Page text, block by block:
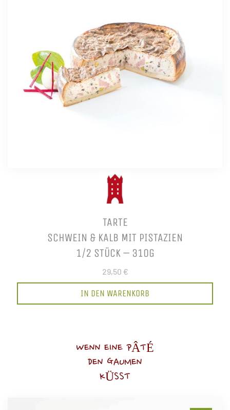
TARTE
SCHWEIN & KALB MIT PISTAZIEN
1/2 STÜCK – 310G
29,50 €
IN DEN WARENKORB
WENN EINE PÂTÉ
DEN GAUMEN
KÜSST